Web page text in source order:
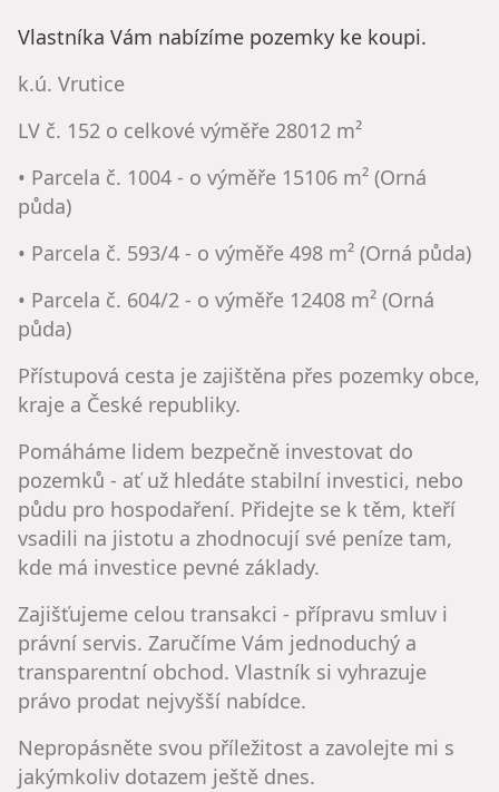
Vlastníka Vám nabízíme pozemky ke koupi.
k.ú. Vrutice
LV č. 152 o celkové výměře 28012 m²
• Parcela č. 1004 - o výměře 15106 m² (Orná
půda)
• Parcela č. 593/4 - o výměře 498 m² (Orná půda)
• Parcela č. 604/2 - o výměře 12408 m² (Orná
půda)
Přístupová cesta je zajištěna přes pozemky obce,
kraje a České republiky.
Pomáháme lidem bezpečně investovat do
pozemků - ať už hledáte stabilní investici, nebo
půdu pro hospodaření. Přidejte se k těm, kteří
vsadili na jistotu a zhodnocují své peníze tam,
kde má investice pevné základy.
Zajišťujeme celou transakci - přípravu smluv i
právní servis. Zaručíme Vám jednoduchý a
transparentní obchod. Vlastník si vyhrazuje
právo prodat nejvyšší nabídce.
Nepropásněte svou příležitost a zavolejte mi s
jakýmkoliv dotazem ještě dnes.